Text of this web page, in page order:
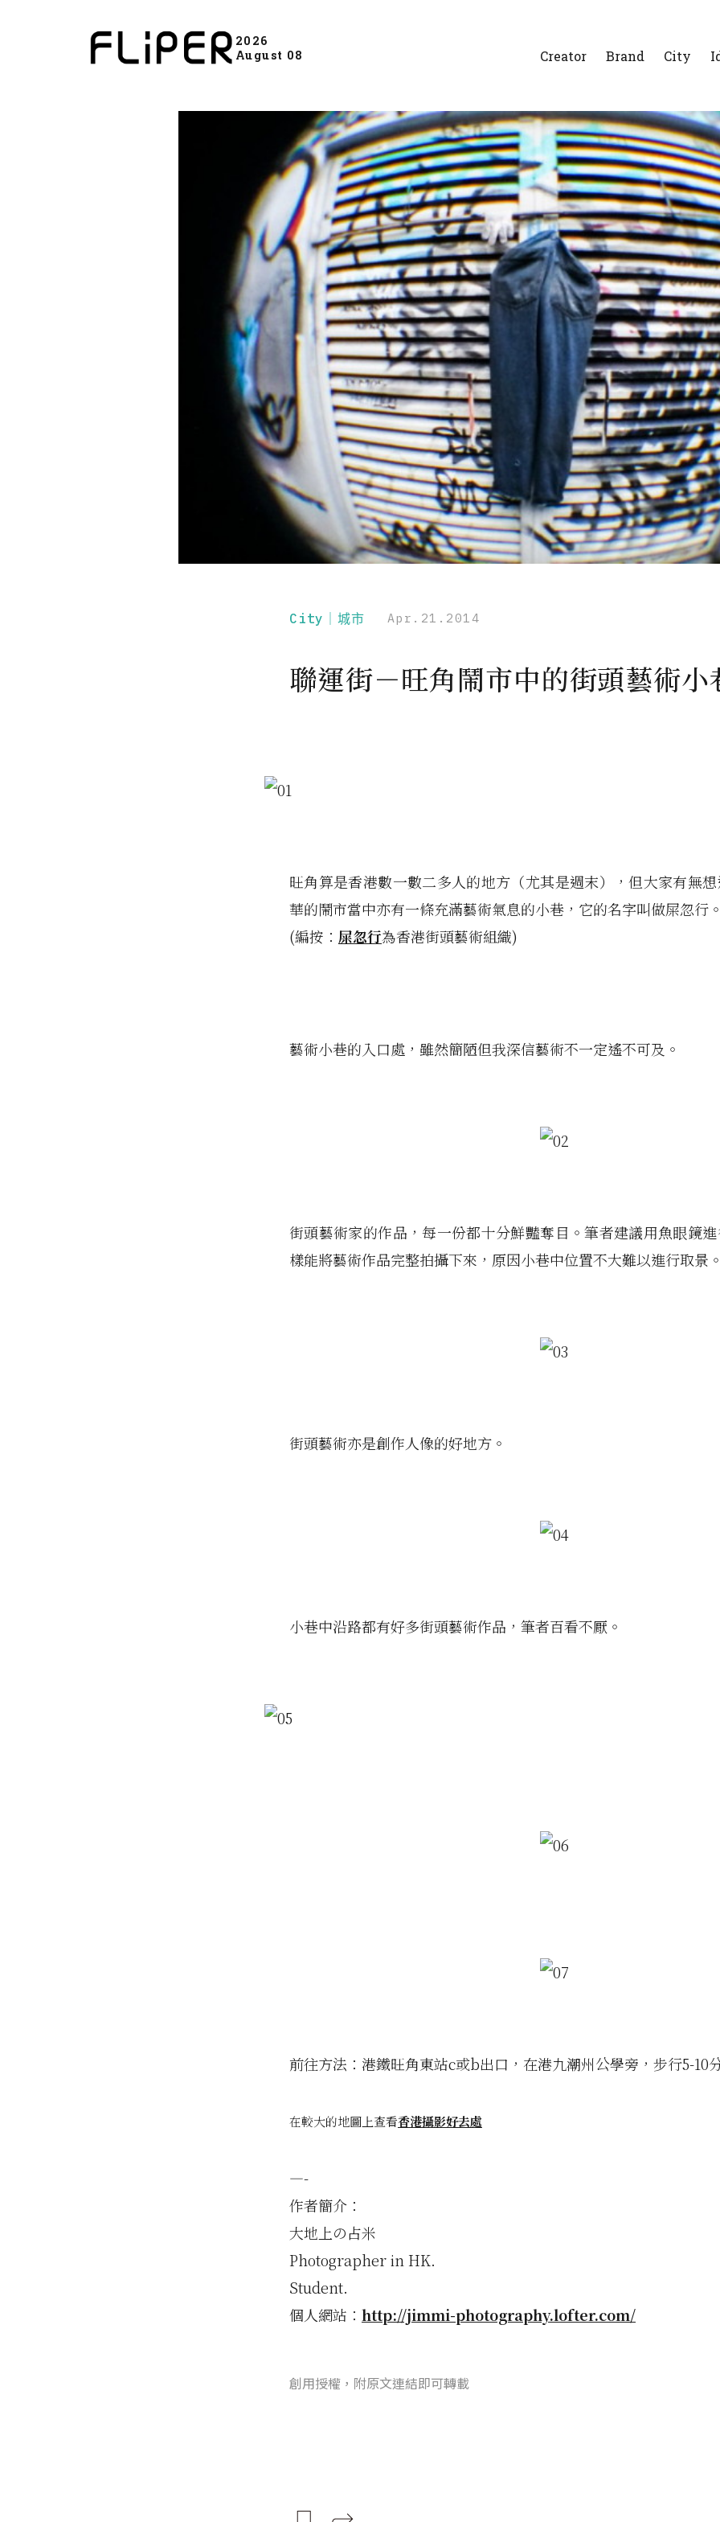
2026
August 08
Creator Brand City
City｜城市 Apr.21.2014
聯運街－旺角鬧市中的街頭藝術小
旺角算是香港數一數二多人的地方（尤其是週末），但大家有無
華的鬧市當中亦有一條充滿藝術氣息的小巷，它的名字叫做屎忽行
(編按： 屎忽行為香港街頭藝術組織)
藝術小巷的入口處，雖然簡陋但我深信藝術不一定遙不可及。
街頭藝術家的作品，每一份都十分鮮豔奪目。筆者建議用魚眼鏡
樣能將藝術作品完整拍攝下來，原因小巷中位置不大難以進行取景
街頭藝術亦是創作人像的好地方。
小巷中沿路都有好多街頭藝術作品，筆者百看不厭。
前往方法：港鐵旺角東站c或b出口，在港九潮州公學旁，步行5-10
在較大的地圖上查看香港攝影好去處
—-
作者簡介：
大地上の占米
Photographer in HK.
Student.
個人網站： http://jimmi-photography.lofter.com/
創用授權，附原文連結即可轉載